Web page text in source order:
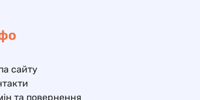
сайту
та повернення